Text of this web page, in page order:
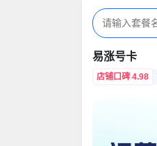
易涨号卡
店铺口碑 4.98